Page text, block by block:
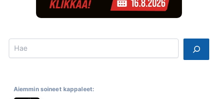
Search
Aiemmin soineet kappaleet: